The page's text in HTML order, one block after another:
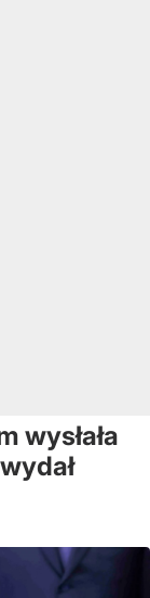
wysłała